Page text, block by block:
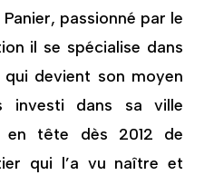
passionné par le
il se spécialise dans
devient son moyen
investi dans sa ville
tête dès 2012 de
qui l’a vu naître et